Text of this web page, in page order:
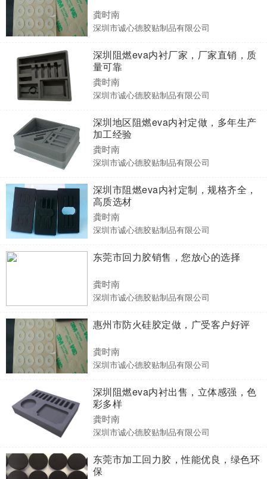
龚时南
深圳市诚心德胶贴制品有限公司
深圳阻燃eva内衬厂家，厂家直销，质
量可靠
龚时南
深圳市诚心德胶贴制品有限公司
深圳地区阻燃eva内衬定做，多年生产
加工经验
龚时南
深圳市诚心德胶贴制品有限公司
深圳市阻燃eva内衬定制，规格齐全，
高质选材
龚时南
深圳市诚心德胶贴制品有限公司
东莞市回力胶销售，您放心的选择
龚时南
深圳市诚心德胶贴制品有限公司
惠州市防火硅胶定做，广受客户好评
龚时南
深圳市诚心德胶贴制品有限公司
深圳阻燃eva内衬出售，立体感强，色
彩多样
龚时南
深圳市诚心德胶贴制品有限公司
东莞市加工回力胶，性能优良，绿色环
保